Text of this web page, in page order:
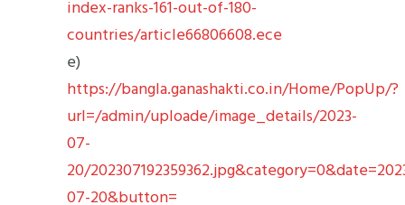
index-ranks-161-out-of-180-
countries/article66806608.ece
e)
https://bangla.ganashakti.co.in/Home/PopUp/?
url=/admin/uploade/image_details/2023-
07-
20/
07-20&button=